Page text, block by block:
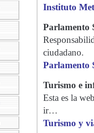
Instituto
Parlamento
ciudadano.
Parlamento
Turismo e
Esta es la
ir…
Turismo y